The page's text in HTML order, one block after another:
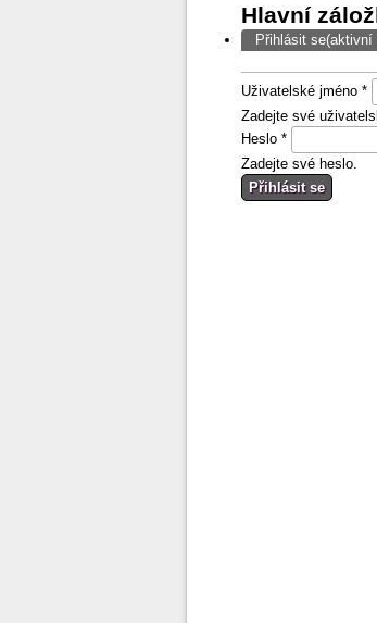
Hlavní
Přihlásit se(aktivní
Uživatelské jméno *
Zadejte své
Heslo *
Zadejte své heslo.